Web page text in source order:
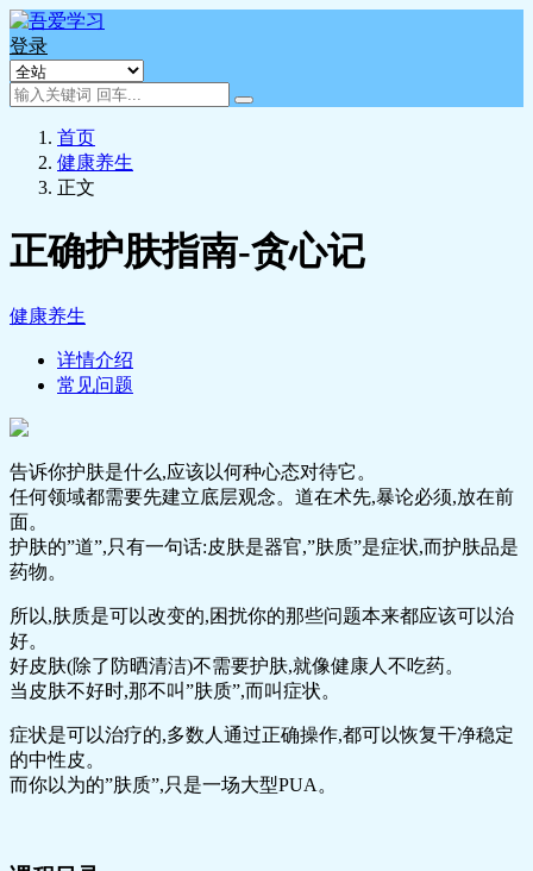
登录
首页
健康养生
正文
正确护肤指南-贪心记
健康养生
详情介绍
常见问题
告诉你护肤是什么,应该以何种心态对待它。
任何领域都需要先建立底层观念。道在术先,暴论必须,放在前
面。
护肤的”道”,只有一句话:皮肤是器官,”肤质”是症状,而护肤品是
药物。
所以,肤质是可以改变的,困扰你的那些问题本来都应该可以治
好。
好皮肤(除了防晒清洁)不需要护肤,就像健康人不吃药。
当皮肤不好时,那不叫”肤质”,而叫症状。
症状是可以治疗的,多数人通过正确操作,都可以恢复干净稳定
的中性皮。
而你以为的”肤质”,只是一场大型PUA。